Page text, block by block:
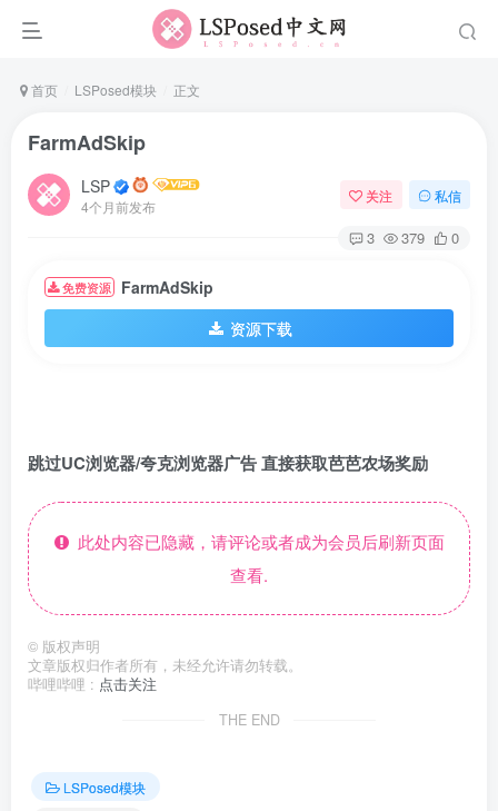
首页 LSPosed模块 正文
FarmAdSkip
LSP
4个月前发布
关注 私信
3 379 0
免费资源
FarmAdSkip
资源下载
跳过UC浏览器/夸克浏览器广告 直接获取芭芭农场奖励
此处内容已隐藏，请评论或者成为会员后刷新页面
查看.
© 版权声明
文章版权归作者所有，未经允许请勿转载。
哔哩哔哩 : 点击关注
THE END
LSPosed模块